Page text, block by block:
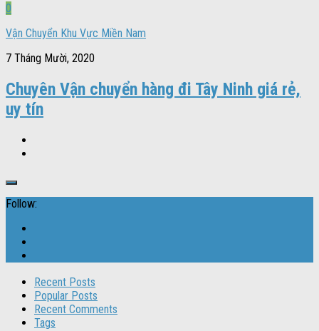
0
Vận Chuyển Khu Vực Miền Nam
7 Tháng Mười, 2020
Chuyên Vận chuyển hàng đi Tây Ninh giá rẻ,
uy tín
Follow:
Recent Posts
Popular Posts
Recent Comments
Tags